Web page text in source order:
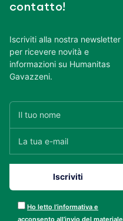
contatto!
Iscriviti alla nostra newsletter
per ricevere novità e
informazioni su Humanitas
Gavazzeni.
Ho letto l’informativa e
acconsento all’invio del materiale